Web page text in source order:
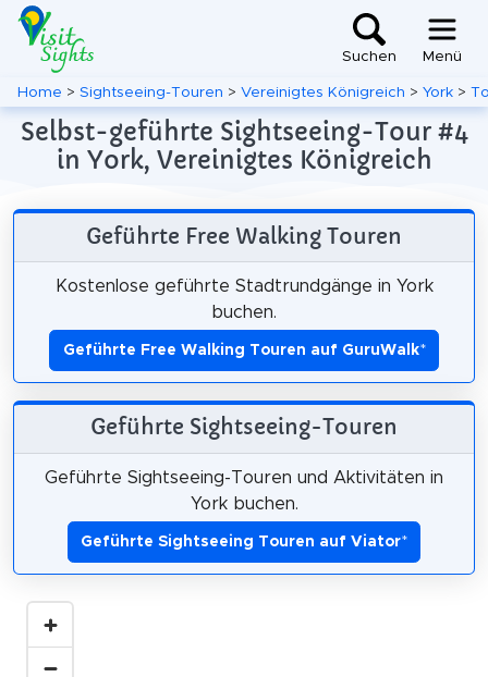
Suchen Menü
Home > Sightseeing-Touren > Vereinigtes Königreich > York >
Selbst-geführte Sightseeing-Tour #4
in York, Vereinigtes Königreich
Geführte Free Walking Touren
Kostenlose geführte Stadtrundgänge in York
buchen.
Geführte Free Walking Touren auf GuruWalk*
Geführte Sightseeing-Touren
Geführte Sightseeing-Touren und Aktivitäten in
York buchen.
Geführte Sightseeing Touren auf Viator*